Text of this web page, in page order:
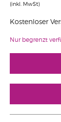
(inkl. MwSt)
Kostenloser
Nur begrenzt